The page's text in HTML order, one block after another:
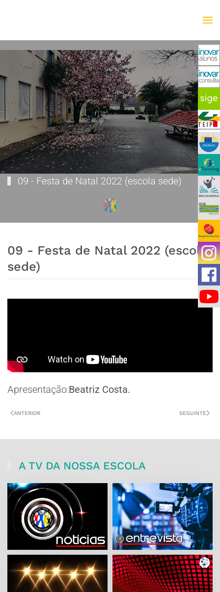
09 - Festa de Natal 2022 (escola sede)
09 - Festa de Natal 2022 (escola
sede)
Apresentação:Beatriz Costa.
ANTERIOR SEGUINTE
A TV DA NOSSA ESCOLA